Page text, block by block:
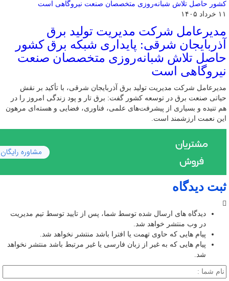
۱۱ خرداد ۱۴۰۵
مدیرعامل شرکت مدیریت تولید برق
آذربایجان شرقی: پایداری شبکه برق کشور
حاصل تلاش شبانه‌روزی متخصصان صنعت
نیروگاهی است
مدیرعامل شرکت مدیریت تولید برق آذربایجان شرقی، با تأکید بر نقش
حیاتی صنعت برق در توسعه کشور گفت: برق تار و پود زندگی امروز را در
هم تنیده و بسیاری از پیشرفت‌های علمی، فناوری، فضایی و هسته‌ای مرهون
این نعمت ارزشمند است.
ثبت دیدگاه
دیدگاه های ارسال شده توسط شما، پس از تایید توسط تیم مدیریت
در وب منتشر خواهد شد.
پیام هایی که حاوی تهمت یا افترا باشد منتشر نخواهد شد.
پیام هایی که به غیر از زبان فارسی یا غیر مرتبط باشد منتشر نخواهد
شد.